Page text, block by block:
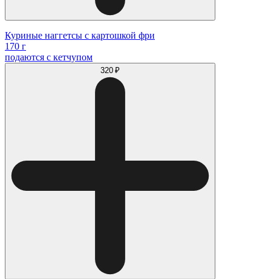
Куриные наггетсы с картошкой фри
170 г
подаются с кетчупом
320 ₽